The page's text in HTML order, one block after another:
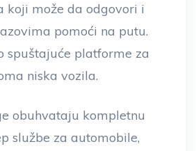
koji može da odgovori i
pomoći na putu.
spuštajuće platforme za
niska vozila.
obuhvataju kompletnu
službe za automobile,